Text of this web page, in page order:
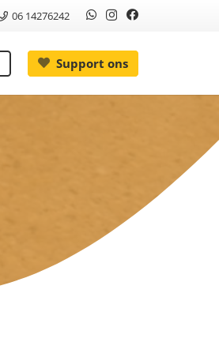
06 14276242
Support ons